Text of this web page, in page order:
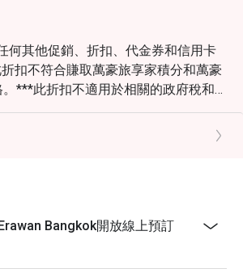
何其他促銷、折扣、代金券和信用卡
扣不符合賺取萬豪旅享家積分和萬豪
***此折扣不適用於相關的政府稅和
Bangkok開放線上預訂